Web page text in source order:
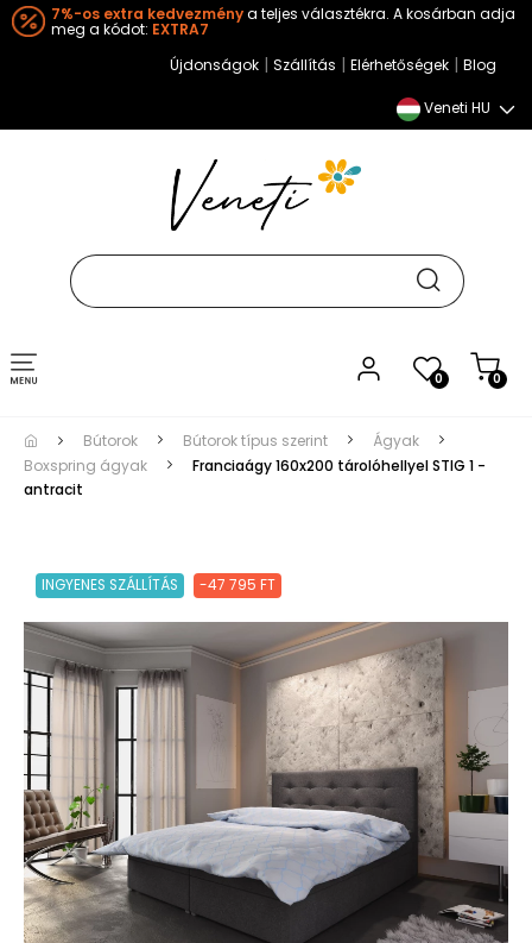
7%-os extra kedvezménya teljes választékra. A kosárban adja
meg a kódot: EXTRA7
Újdonságok | Szállítás | Elérhetőségek | Blog
Veneti HU
0 0
Toggle
navigation
Bútorok Bútorok típus szerint
Ágyak
Boxspring ágyak
Franciaágy 160x200 tárolóhellyel STIG 1 -
antracit
INGYENES SZÁLLÍTÁS -47 795 FT